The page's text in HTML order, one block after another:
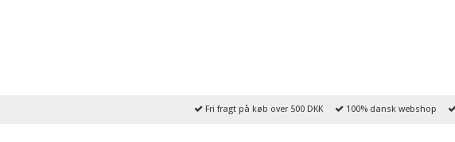
Fri fragt på køb over 500 DKK 100% dansk webshop